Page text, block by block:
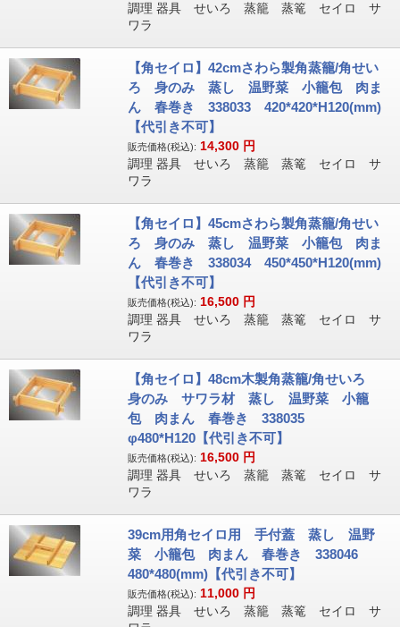
調理 器具 せいろ 蒸籠 蒸篭 セイロ サ
ワラ
【角セイロ】42cmさわら製角蒸籠/角せい
ろ 身のみ 蒸し 温野菜 小籠包 肉ま
ん 春巻き 338033 420*420*H120(mm)
【代引き不可】
販売価格(税込): 14,300 円
調理 器具 せいろ 蒸籠 蒸篭 セイロ サ
ワラ
【角セイロ】45cmさわら製角蒸籠/角せい
ろ 身のみ 蒸し 温野菜 小籠包 肉ま
ん 春巻き 338034 450*450*H120(mm)
【代引き不可】
販売価格(税込): 16,500 円
調理 器具 せいろ 蒸籠 蒸篭 セイロ サ
ワラ
【角セイロ】48cm木製角蒸籠/角せいろ
身のみ サワラ材 蒸し 温野菜 小籠
包 肉まん 春巻き 338035
φ480*H120【代引き不可】
販売価格(税込): 16,500 円
調理 器具 せいろ 蒸籠 蒸篭 セイロ サ
ワラ
39cm用角セイロ用 手付蓋 蒸し 温野
菜 小籠包 肉まん 春巻き 338046
480*480(mm)【代引き不可】
販売価格(税込): 11,000 円
調理 器具 せいろ 蒸籠 蒸篭 セイロ サ